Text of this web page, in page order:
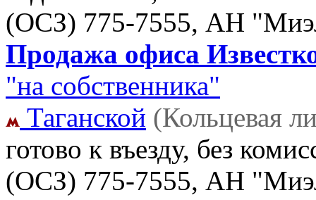
(OCЗ) 775-7555, АН
Продажа офиса
"на собственника"
Таганской (Кольцевая
готово к въезду, без
(OCЗ) 775-7555, АН